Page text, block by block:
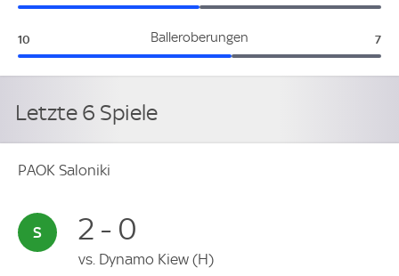
Balleroberungen
PAOK Saloniki:
10 7
Letzte 6 Spiele
PAOK Saloniki
2 - 0
vs. Dynamo Kiew (H)